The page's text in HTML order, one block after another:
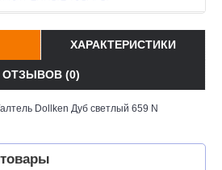
ХАРАКТЕРИСТИКИ
ОТЗЫВОВ (0)
Dollken Дуб светлый 659 N